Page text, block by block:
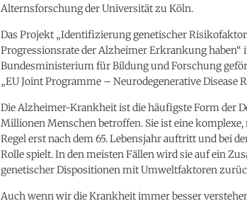
Alternsforschung der Universität zu Köln.
Das Projekt „Identifizierung genetischer
Progressionsrate der Alzheimer Erkrankung haben“
Bundesministerium für Bildung und Forschung
„EU Joint Programme – Neurodegenerative Disease
Die Alzheimer-Krankheit ist die häufigste Form der
Millionen Menschen betroffen. Sie ist eine
Regel erst nach dem 65. Lebensjahr auftritt und bei
Rolle spielt. In den meisten Fällen wird sie auf ein
genetischer Dispositionen mit Umweltfaktoren
Auch wenn wir die Krankheit immer besser